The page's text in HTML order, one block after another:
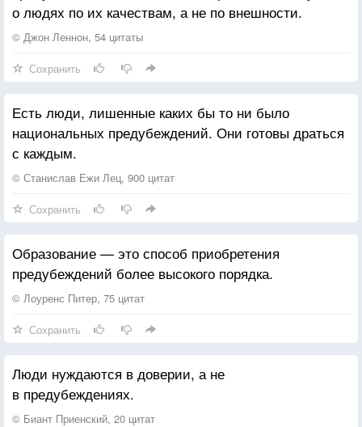
о людях по их качествам, а не по внешности.
© Джон Леннон, 54 цитаты
Сохранить
Есть люди, лишенные каких бы то ни было
национальных предубеждений. Они готовы драться
с каждым.
© Станислав Ежи Лец, 900 цитат
Сохранить
Образование — это способ приобретения
предубеждений более высокого порядка.
© Лоуренс Питер, 75 цитат
Сохранить
Люди нуждаются в доверии, а не
в предубеждениях.
© Биант Приенский, 20 цитат